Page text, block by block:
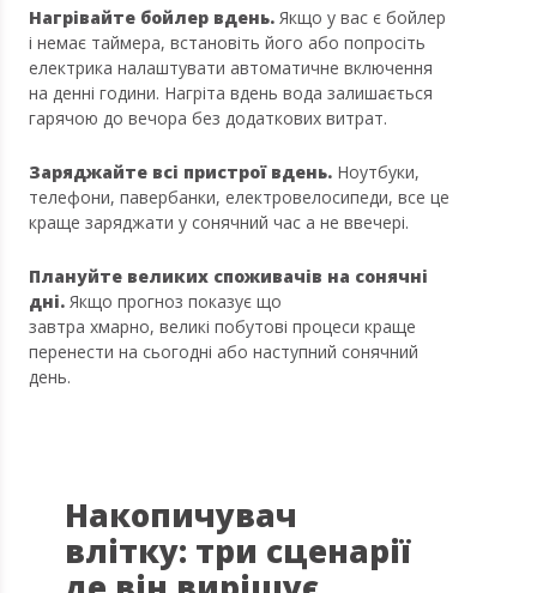
Нагрівайте бойлер вдень. Якщо у вас є бойлер
і немає таймера, встановіть його або попросіть
електрика налаштувати автоматичне включення
на денні години. Нагріта вдень вода залишається
гарячою до вечора без додаткових витрат.
Заряджайте всі пристрої вдень. Ноутбуки,
телефони, павербанки, електровелосипеди, все це
краще заряджати у сонячний час а не ввечері.
Плануйте великих споживачів на сонячні
дні. Якщо прогноз показує що
завтра хмарно, великі побутові процеси краще
перенести на сьогодні або наступний сонячний
день.
Накопичувач
влітку: три сценарії